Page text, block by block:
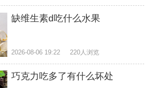
缺维生素d吃什么水果
2026-08-06 19:22 220人浏览
巧克力吃多了有什么坏处